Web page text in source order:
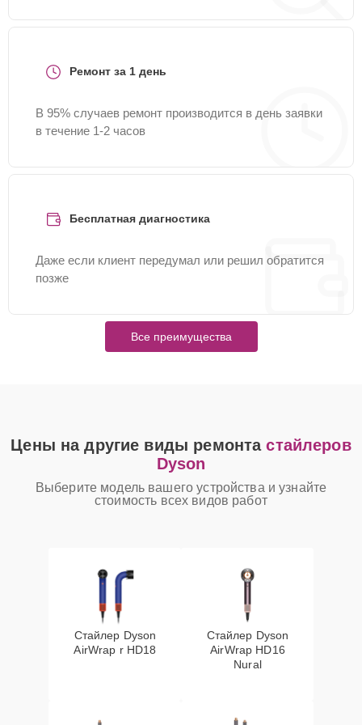
Ремонт за 1 день
В 95% случаев ремонт производится в день заявки
в течение 1-2 часов
Бесплатная диагностика
Даже если клиент передумал или решил обратится
позже
Все преимущества
Цены на другие виды ремонтастайлеров
Dyson
Выберите модель вашего устройства и узнайте
стоимость всех видов работ
Стайлер Dyson
AirWrap r HD18
Стайлер Dyson
AirWrap HD16
Nural